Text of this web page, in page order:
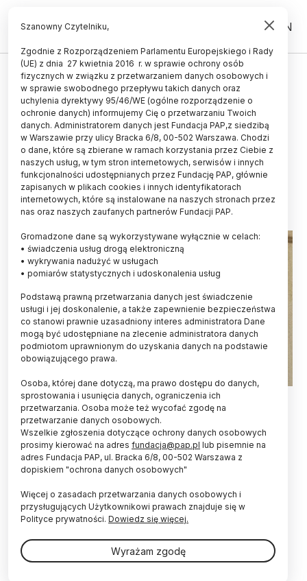
PL EN
UCZELNIE I INSTYTUCJE
MNiSW: rekrutacja na uczelnie
możliwa w kilku turach, by
usprawnić przyjmowanie
kandydatów z zagranicy
10.06.2026
aktualizacja: 10.06.2026
2 minuty czytania
27.06.2024 PAP/Albert Zawada
Uczelnie mogą podzielić proces rekrutacji na kilka
tur, by zniwelować problemy, które mają
kandydaci na studia z zagranicy, w tym
szczególnie osoby polskiego pochodzenia -
zarekomendował resort nauki. Chodzi o brak
korelacji terminów rekrutacji z terminami
uzyskiwania świadectw maturalnych w innych
państwach.
W komunikacie na swojej stronie internetowej
Szanowny Czytelniku,
Zgodnie z Rozporządzeniem Parlamentu Europejskiego i Rady
(UE) z dnia 27 kwietnia 2016 r. w sprawie ochrony osób
fizycznych w związku z przetwarzaniem danych osobowych i
w sprawie swobodnego przepływu takich danych oraz
uchylenia dyrektywy 95/46/WE (ogólne rozporządzenie o
ochronie danych) informujemy Cię o przetwarzaniu Twoich
danych. Administratorem danych jest Fundacja PAP,z siedzibą
w Warszawie przy ulicy Bracka 6/8, 00-502 Warszawa. Chodzi
o dane, które są zbierane w ramach korzystania przez Ciebie z
naszych usług, w tym stron internetowych, serwisów i innych
funkcjonalności udostępnianych przez Fundację PAP, głównie
zapisanych w plikach cookies i innych identyfikatorach
internetowych, które są instalowane na naszych stronach przez
nas oraz naszych zaufanych partnerów Fundacji PAP.
Gromadzone dane są wykorzystywane wyłącznie w celach:
• świadczenia usług drogą elektroniczną
• wykrywania nadużyć w usługach
• pomiarów statystycznych i udoskonalenia usług
Podstawą prawną przetwarzania danych jest świadczenie
usługi i jej doskonalenie, a także zapewnienie bezpieczeństwa
co stanowi prawnie uzasadniony interes administratora Dane
mogą być udostępniane na zlecenie administratora danych
podmiotom uprawnionym do uzyskania danych na podstawie
obowiązującego prawa.
Osoba, której dane dotyczą, ma prawo dostępu do danych,
sprostowania i usunięcia danych, ograniczenia ich
przetwarzania. Osoba może też wycofać zgodę na
przetwarzanie danych osobowych.
Wszelkie zgłoszenia dotyczące ochrony danych osobowych
prosimy kierować na adres fundacja@pap.pl lub pisemnie na
adres Fundacja PAP, ul. Bracka 6/8, 00-502 Warszawa z
dopiskiem "ochrona danych osobowych"
Więcej o zasadach przetwarzania danych osobowych i
przysługujących Użytkownikowi prawach znajduje się w
Polityce prywatności. Dowiedz się więcej.
Wyrażam zgodę